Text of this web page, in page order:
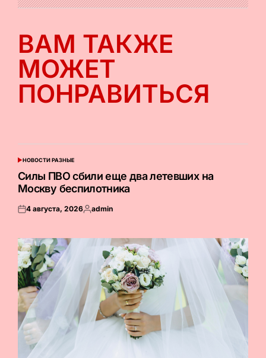
ВАМ ТАКЖЕ
МОЖЕТ
ПОНРАВИТЬСЯ
ОПУБЛИКОВАНО
НОВОСТИ РАЗНЫЕ
Силы ПВО сбили еще два летевших на
Москву беспилотника
Опубликовано
4 августа, 2026Запись
admin